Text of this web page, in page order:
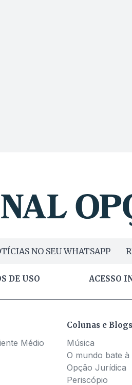
NO SEU WHATSAPP
DE USO ACESSO
Médio
Colunas e Blogs
Música
O mundo bate
Opção Jurídica
Periscópio